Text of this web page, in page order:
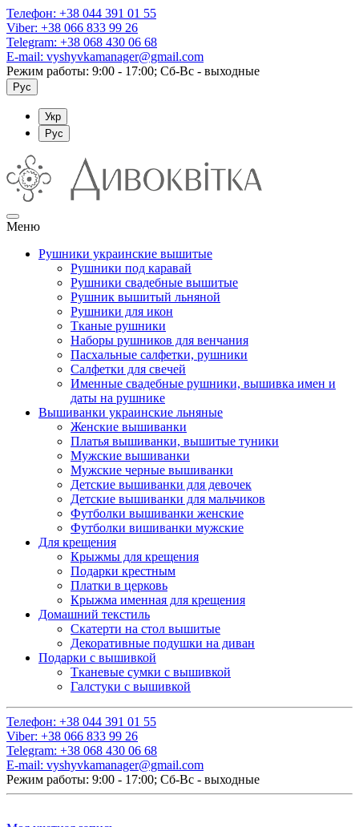
Телефон: +38 044 391 01 55
Viber: +38 066 833 99 26
Telegram: +38 068 430 06 68
E-mail: vyshyvkamanager@gmail.com
Режим работы: 9:00 - 17:00; Сб-Вс - выходные
Рус
Укр
Рус
Меню
Рушники украинские вышитые
Рушники под каравай
Рушники свадебные вышитые
Рушник вышитый льняной
Рушники для икон
Тканые рушники
Наборы рушников для венчания
Пасхальные салфетки, рушники
Салфетки для свечей
Именные свадебные рушники, вышивка имен и
даты на рушнике
Вышиванки украинские льняные
Женские вышиванки
Платья вышиванки, вышитые туники
Мужские вышиванки
Мужские черные вышиванки
Детские вышиванки для девочек
Детские вышиванки для мальчиков
Футболки вышиванки женские
Футболки вишиванки мужские
Для крещения
Крыжмы для крещения
Подарки крестным
Платки в церковь
Крыжма именная для крещения
Домашний текстиль
Скатерти на стол вышитые
Декоративные подушки на диван
Подарки с вышивкой
Тканевые сумки с вышивкой
Галстуки с вышивкой
Телефон: +38 044 391 01 55
Viber: +38 066 833 99 26
Telegram: +38 068 430 06 68
E-mail: vyshyvkamanager@gmail.com
Режим работы: 9:00 - 17:00; Сб-Вс - выходные